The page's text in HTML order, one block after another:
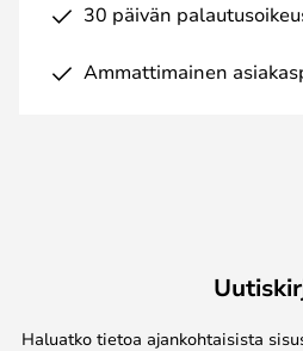
30 päivän
Ammattimainen
Haluatko tietoa ajankohtaisista